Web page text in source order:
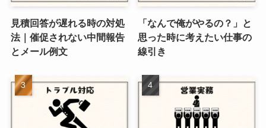
見積回答が遅れる時の対処
法｜催促されない中間報告
とメール例文
「なんで俺がやるの？」と
思った時に考えたい仕事の
線引き